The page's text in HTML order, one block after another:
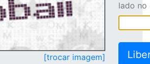
[trocar imagem]
lado no